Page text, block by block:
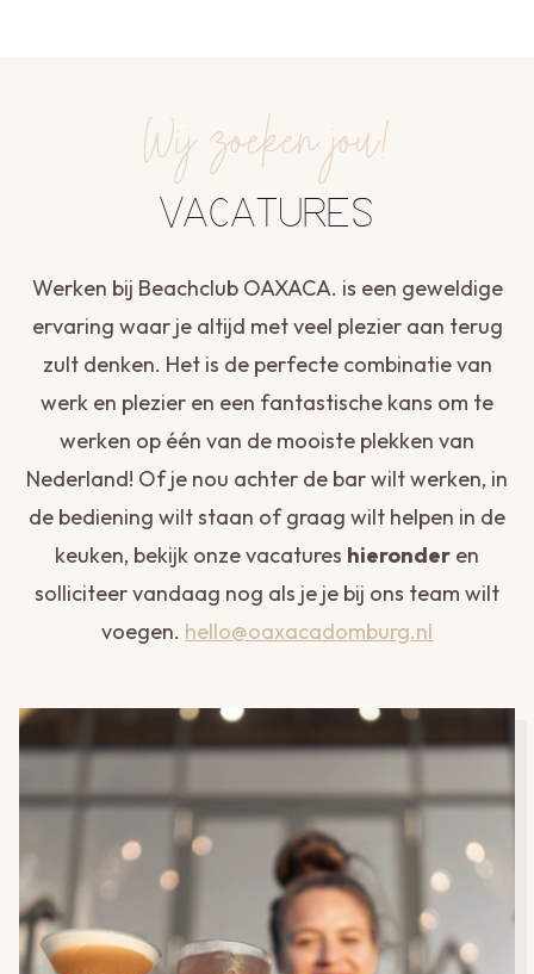
Wij zoeken jou!
VACATURES
Werken bij Beachclub OAXACA. is een geweldige
ervaring waar je altijd met veel plezier aan terug
zult denken. Het is de perfecte combinatie van
werk en plezier en een fantastische kans om te
werken op één van de mooiste plekken van
Nederland! Of je nou achter de bar wilt werken, in
de bediening wilt staan of graag wilt helpen in de
keuken, bekijk onze vacatures hieronder en
solliciteer vandaag nog als je je bij ons team wilt
voegen. hello@oaxacadomburg.nl